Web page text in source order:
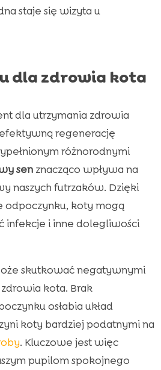
staje się wizyta u
dla zdrowia kota
dla utrzymania zdrowia
regenerację
różnorodnymi
senznacząco wpływa na
naszych futrzaków. Dzięki
koty mogą
infekcje i inne dolegliwości
skutkować negatywnymi
kota. Brak
osłabia układ
koty bardziej podatnymi na
. Kluczowe jest więc
pupilom spokojnego